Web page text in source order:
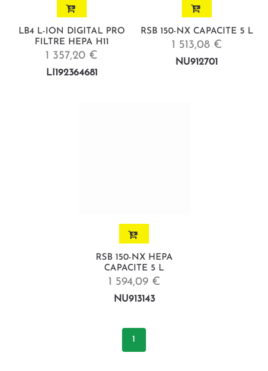
LB4 L-ION DIGITAL PRO
FILTRE HEPA H11
1 357,20 €
LI192364681
RSB 150-NX CAPACITE 5 L
1 513,08 €
NU912701
RSB 150-NX HEPA
CAPACITE 5 L
1 594,09 €
NU913143
1